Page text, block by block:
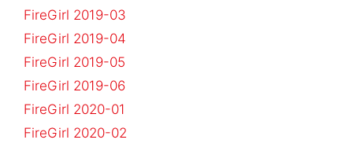
FireGirl 2019-03
FireGirl 2019-04
FireGirl 2019-05
FireGirl 2019-06
FireGirl 2020-01
FireGirl 2020-02